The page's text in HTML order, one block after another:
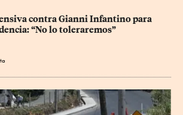
contra Gianni Infantino para
“No lo toleraremos”